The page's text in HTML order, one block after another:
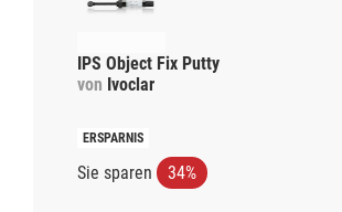
IPS Object Fix Putty
von Ivoclar
Sie sparen 34%